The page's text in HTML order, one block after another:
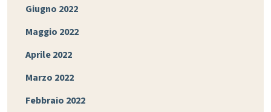
Giugno 2022
Maggio 2022
Aprile 2022
Marzo 2022
Febbraio 2022